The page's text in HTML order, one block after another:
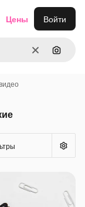
ОчиститьПоиск
Цены Войти